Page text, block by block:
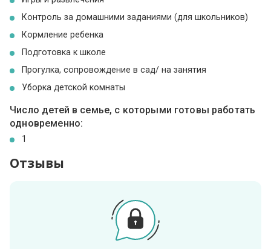
Контроль за домашними заданиями (для школьников)
Кормление ребенка
Подготовка к школе
Прогулка, сопровождение в сад/ на занятия
Уборка детской комнаты
Число детей в семье, с которыми готовы работать
одновременно:
1
Отзывы